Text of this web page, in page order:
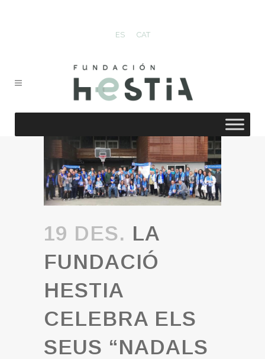
ES CAT
19 DES. LA
FUNDACIÓ
HESTIA
CELEBRA ELS
SEUS “NADALS